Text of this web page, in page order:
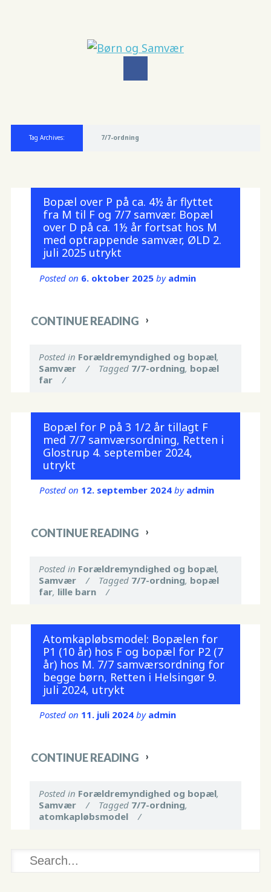
Main menu
content
Tag Archives: 7/7-ordning
Bopæl over P på ca. 4½ år flyttet
fra M til F og 7/7 samvær. Bopæl
over D på ca. 1½ år fortsat hos M
med optrappende samvær, ØLD 2.
juli 2025 utrykt
Posted on 6. oktober 2025 by admin
CONTINUE READING
Posted in Forældremyndighed og bopæl,
Samvær
/ Tagged 7/7-ordning, bopæl
far
/
Bopæl for P på 3 1/2 år tillagt F
med 7/7 samværsordning, Retten i
Glostrup 4. september 2024,
utrykt
Posted on 12. september 2024 by admin
CONTINUE READING
Posted in Forældremyndighed og bopæl,
Samvær
/ Tagged 7/7-ordning, bopæl
far, lille barn /
Atomkapløbsmodel: Bopælen for
P1 (10 år) hos F og bopæl for P2 (7
år) hos M. 7/7 samværsordning for
begge børn, Retten i Helsingør 9.
juli 2024, utrykt
Posted on 11. juli 2024 by admin
CONTINUE READING
Posted in Forældremyndighed og bopæl,
Samvær
/ Tagged 7/7-ordning,
atomkapløbsmodel
/